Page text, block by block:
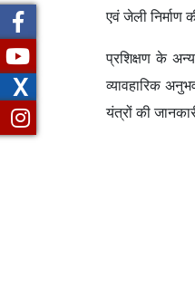
एवं जेली
प्रशिक्षण के
व्यावहारिक
यंत्रों की
X